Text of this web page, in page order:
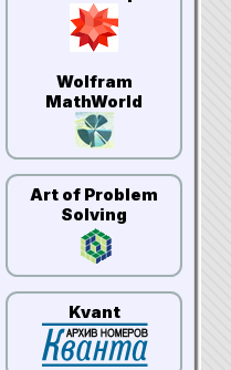
Wolfram
MathWorld
Art of Problem
Solving
Kvant